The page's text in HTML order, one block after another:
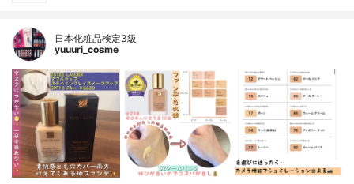
日本化粧品検定3級
yuuuri_cosme